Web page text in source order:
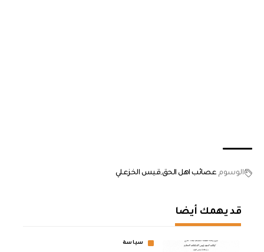
الوسوم عصائب اهل الحققيس الخزعلي
قد يهمك أيضا
سياسة